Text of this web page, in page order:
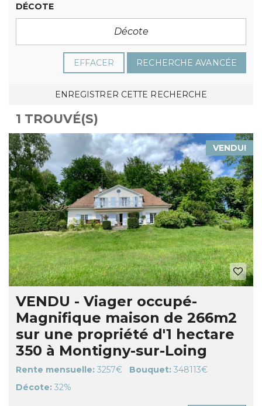
DÉCOTE
EFFACER RECHERCHE AVANCÉE
ENREGISTRER CETTE RECHERCHE
1 TROUVÉ(S)
VENDU!
VENDU - Viager occupé-
Magnifique maison de 266m2
sur une propriété d'1 hectare
350 à Montigny-sur-Loing
Rente mensuelle: 3257€ Bouquet: 348113€
Décote: 32%